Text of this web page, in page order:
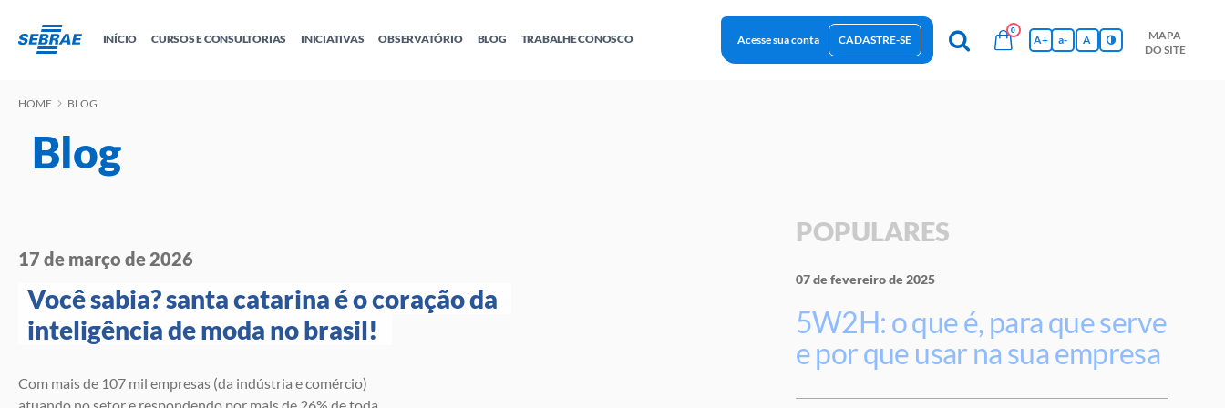
INÍCIO CURSOS E CONSULTORIAS INICIATIVAS
Educação Empreendedora
Cidade Empreendedora
OBSERVATÓRIO BLOG TRABALHE CONOSCO Acesse sua conta CADASTRE-SE
0
A+ a- A
MAPA
DO SITE
HOME BLOG
Blog
17 de março de 2026
Você sabia? santa catarina é o coração da
inteligência de moda no brasil!
Com mais de 107 mil empresas (da indústria e comércio)
POPULARES
07 de fevereiro de 2025
5W2H: o que é, para que serve
e por que usar na sua empresa